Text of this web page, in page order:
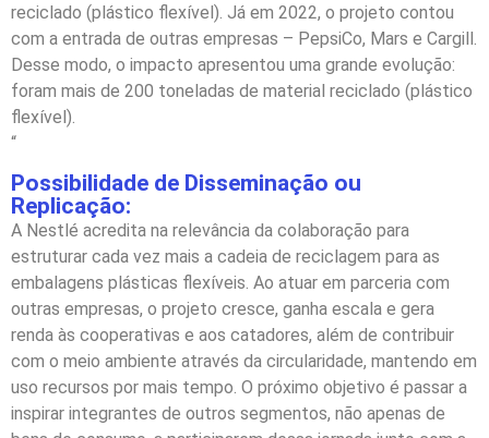
reciclado (plástico flexível). Já em 2022, o projeto contou
com a entrada de outras empresas – PepsiCo, Mars e Cargill.
Desse modo, o impacto apresentou uma grande evolução:
foram mais de 200 toneladas de material reciclado (plástico
flexível).
“
Possibilidade de Disseminação ou
Replicação:
A Nestlé acredita na relevância da colaboração para
estruturar cada vez mais a cadeia de reciclagem para as
embalagens plásticas flexíveis. Ao atuar em parceria com
outras empresas, o projeto cresce, ganha escala e gera
renda às cooperativas e aos catadores, além de contribuir
com o meio ambiente através da circularidade, mantendo em
uso recursos por mais tempo. O próximo objetivo é passar a
inspirar integrantes de outros segmentos, não apenas de